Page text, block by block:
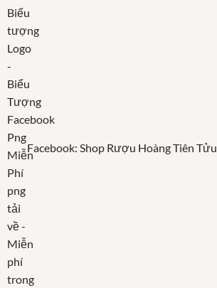
Facebook: Shop Rượu Hoàng Tiên Tửu